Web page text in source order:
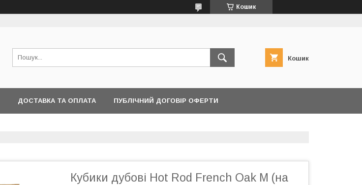
Кошик
Кошик
ДОСТАВКА ТА ОПЛАТА ПУБЛІЧНИЙ ДОГОВІР ОФЕРТИ
Кубики дубові Hot Rod French Oak M (на